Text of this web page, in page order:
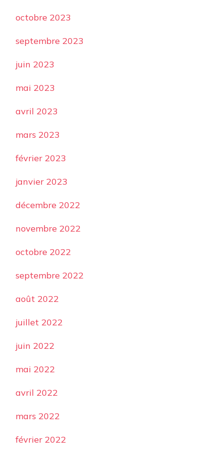
octobre 2023
septembre 2023
juin 2023
mai 2023
avril 2023
mars 2023
février 2023
janvier 2023
décembre 2022
novembre 2022
octobre 2022
septembre 2022
août 2022
juillet 2022
juin 2022
mai 2022
avril 2022
mars 2022
février 2022